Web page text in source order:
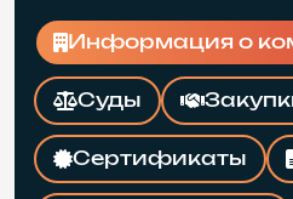
Информация о
Суды
Сертификаты